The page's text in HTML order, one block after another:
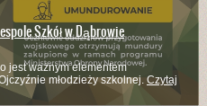
Szkół w Dąbrowie
jest ważnym elementem
młodzieży szkolnej. Czytaj